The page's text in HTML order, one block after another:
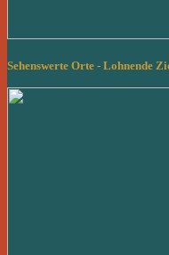
Sehenswerte Orte - Lohnende